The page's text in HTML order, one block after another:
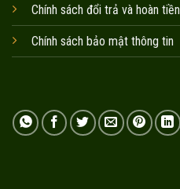
Chính sách đổi trả và hoàn tiền
Chính sách bảo mật thông tin